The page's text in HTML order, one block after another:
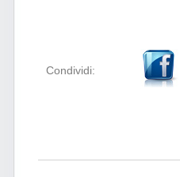
Condividi: